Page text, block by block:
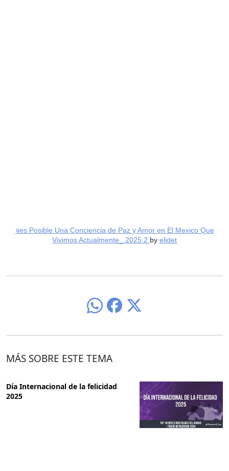
จes Posible Una Conciencia de Paz y Amor en El Mexico Que
Vivimos Actualmente_ 2025 2 by elidet
MÁS SOBRE ESTE TEMA
Día Internacional de la felicidad
2025